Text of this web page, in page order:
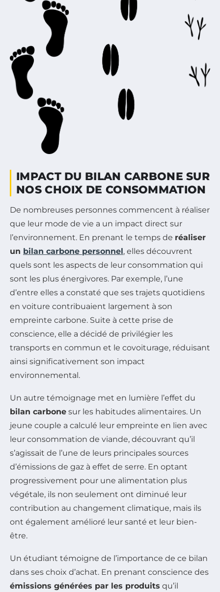
IMPACT DU BILAN CARBONE SUR
NOS CHOIX DE CONSOMMATION
De nombreuses personnes commencent à réaliser
que leur mode de vie a un impact direct sur
l’environnement. En prenant le temps de réaliser
un bilan carbone personnel, elles découvrent
quels sont les aspects de leur consommation qui
sont les plus énergivores. Par exemple, l’une
d’entre elles a constaté que ses trajets quotidiens
en voiture contribuaient largement à son
empreinte carbone. Suite à cette prise de
conscience, elle a décidé de privilégier les
transports en commun et le covoiturage, réduisant
ainsi significativement son impact
environnemental.
Un autre témoignage met en lumière l’effet du
bilan carbone sur les habitudes alimentaires. Un
jeune couple a calculé leur empreinte en lien avec
leur consommation de viande, découvrant qu’il
s’agissait de l’une de leurs principales sources
d’émissions de gaz à effet de serre. En optant
progressivement pour une alimentation plus
végétale, ils non seulement ont diminué leur
contribution au changement climatique, mais ils
ont également amélioré leur santé et leur bien-
être.
Un étudiant témoigne de l’importance de ce bilan
dans ses choix d’achat. En prenant conscience des
émissions générées par les produits qu’il